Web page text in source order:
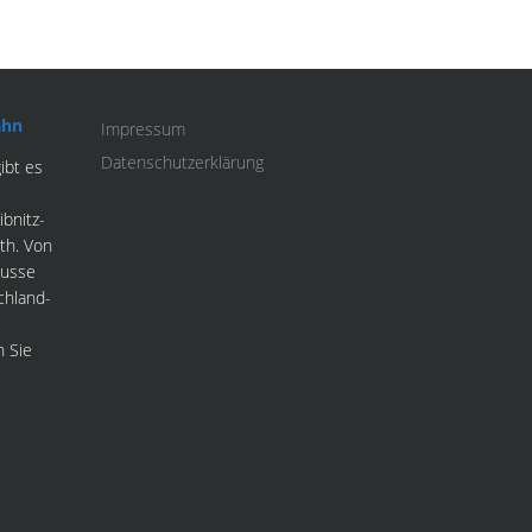
es
Von
Sie
Impressum
Datenschutzerklärung